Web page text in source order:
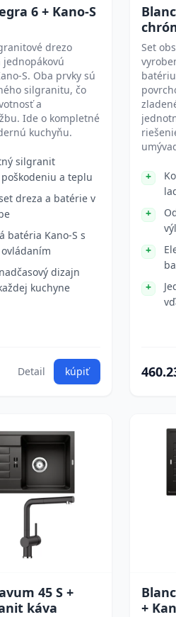
6 + Kano-S
drezo
jednopákovú
S. Oba prvky sú
silgranitu, čo
a
Ide o kompletné
kuchyňu.
silgranit
a teplu
dreza a batérie v
batéria Kano-S s
dizajn
kuchyne
Detail kúpiť
Set
45 S +
káva
+